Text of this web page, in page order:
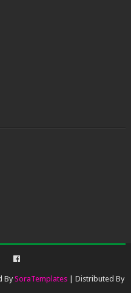
By SoraTemplates| Distributed By